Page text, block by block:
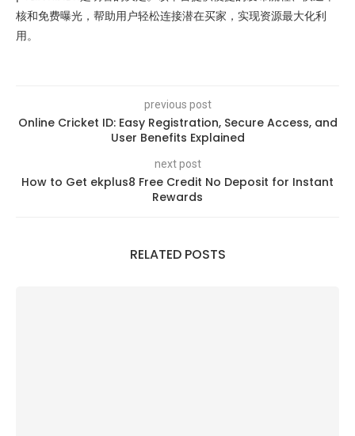
核和免费曝光，帮助用户轻松连接潜在买家，实现资源最大化利
用。
previous post
Online Cricket ID: Easy Registration, Secure Access, and
User Benefits Explained
next post
How to Get ekplus8 Free Credit No Deposit for Instant
Rewards
RELATED POSTS